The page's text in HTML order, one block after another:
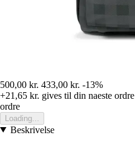
500,00 kr. 433,00 kr. -13%
+21,65 kr. gives til din naeste ordre
ordre
Loading...
Beskrivelse